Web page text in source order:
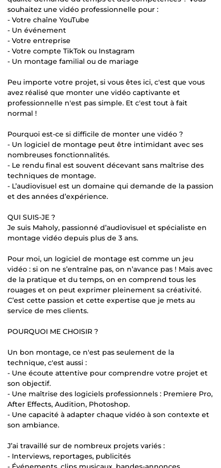
souhaitez une vidéo professionnelle pour :
- Votre chaîne YouTube
- Un événement
- Votre entreprise
- Votre compte TikTok ou Instagram
- Un montage familial ou de mariage
Peu importe votre projet, si vous êtes ici, c'est que vous
avez réalisé que monter une vidéo captivante et
professionnelle n'est pas simple. Et c'est tout à fait
normal !
Pourquoi est-ce si difficile de monter une vidéo ?
- Un logiciel de montage peut être intimidant avec ses
nombreuses fonctionnalités.
- Le rendu final est souvent décevant sans maîtrise des
techniques de montage.
- L’audiovisuel est un domaine qui demande de la passion
et des années d’expérience.
QUI SUIS-JE ?
Je suis Maholy, passionné d’audiovisuel et spécialiste en
montage vidéo depuis plus de 3 ans.
Pour moi, un logiciel de montage est comme un jeu
vidéo : si on ne s’entraîne pas, on n’avance pas ! Mais avec
de la pratique et du temps, on en comprend tous les
rouages et on peut exprimer pleinement sa créativité.
C’est cette passion et cette expertise que je mets au
service de mes clients.
POURQUOI ME CHOISIR ?
Un bon montage, ce n'est pas seulement de la
technique, c'est aussi :
- Une écoute attentive pour comprendre votre projet et
son objectif.
- Une maîtrise des logiciels professionnels : Premiere Pro,
After Effects, Audition, Photoshop.
- Une capacité à adapter chaque vidéo à son contexte et
son ambiance.
J’ai travaillé sur de nombreux projets variés :
- Interviews, reportages, publicités